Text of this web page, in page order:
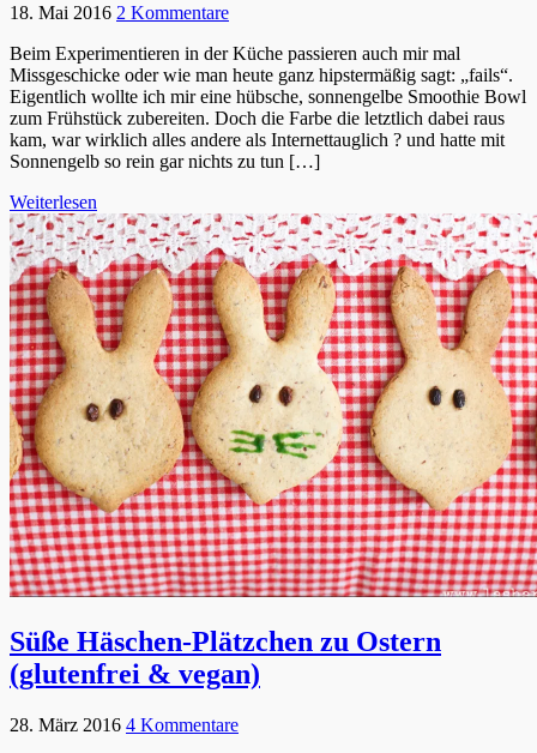
18. Mai 2016 2 Kommentare
Beim Experimentieren in der Küche passieren auch mir mal
Missgeschicke oder wie man heute ganz hipstermäßig sagt: „fails“.
Eigentlich wollte ich mir eine hübsche, sonnengelbe Smoothie Bowl
zum Frühstück zubereiten. Doch die Farbe die letztlich dabei raus
kam, war wirklich alles andere als Internettauglich ? und hatte mit
Sonnengelb so rein gar nichts zu tun […]
Weiterlesen
Süße Häschen-Plätzchen zu Ostern
(glutenfrei & vegan)
28. März 2016 4 Kommentare